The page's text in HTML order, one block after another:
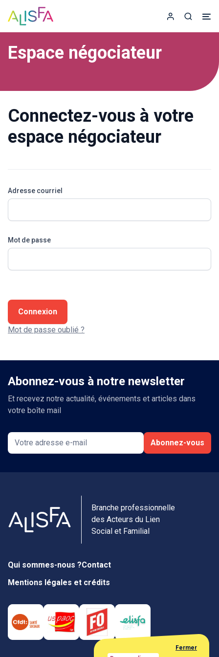
Accueil
Espace
Espace négociateur
Connectez-vous à votre
espace négociateur
Adresse courriel
Mot de passe
Connexion
Mot de passe oublié ?
Abonnez-vous à notre newsletter
Et recevez notre actualité, événements et articles dans
votre boîte mail
Abonnez-vous
Branche professionnelle
des Acteurs du Lien
Social et Familial
Qui sommes-nous ?Contact
Mentions légales et crédits
Fermer